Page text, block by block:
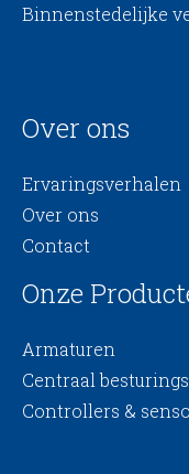
Binnenstedelijke
Over ons
Ervaringsverhalen
Over ons
Contact
Onze
Armaturen
Centraal
Controllers &